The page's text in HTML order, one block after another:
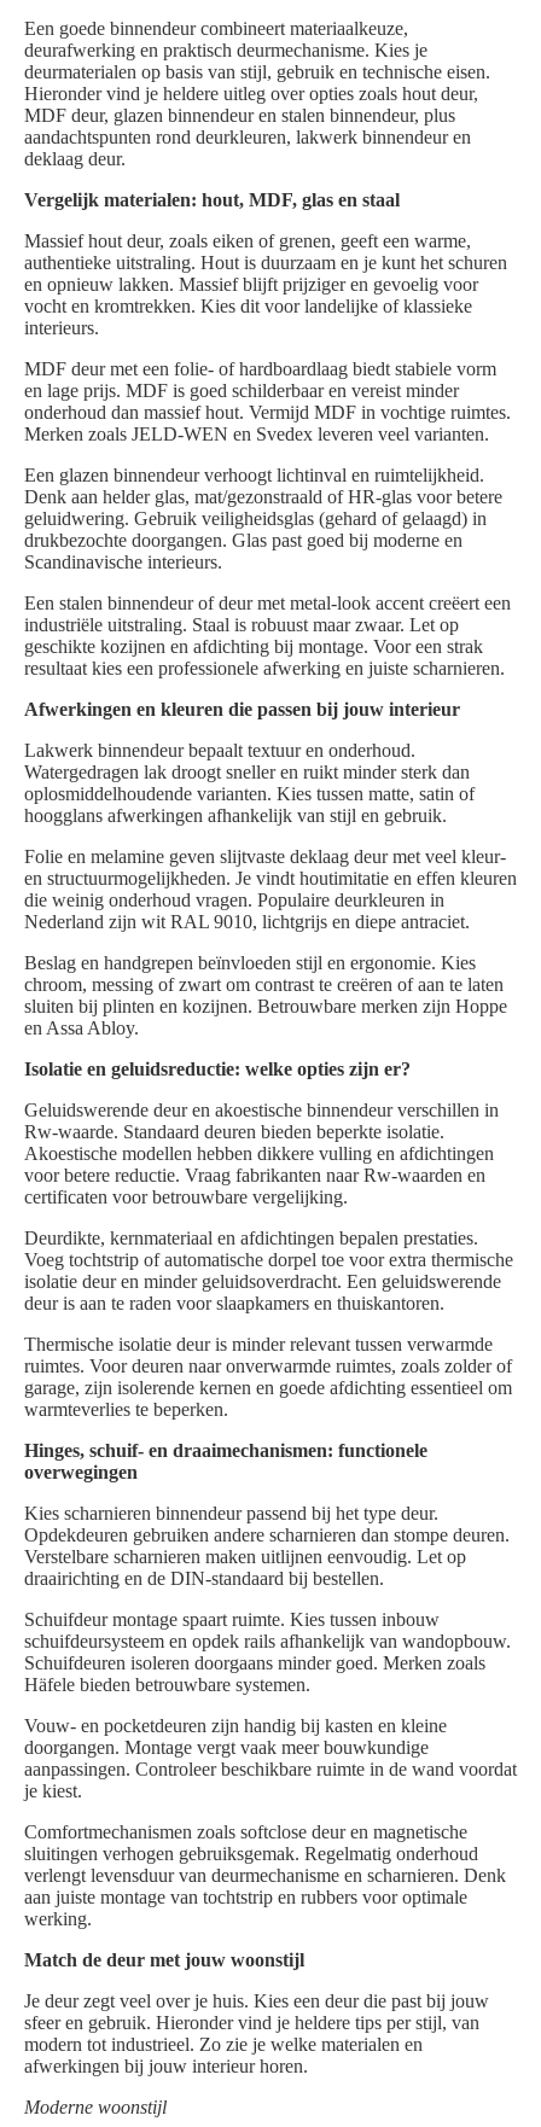
Een goede binnendeur combineert materiaalkeuze,
deurafwerking en praktisch deurmechanisme. Kies je
deurmaterialen op basis van stijl, gebruik en technische eisen.
Hieronder vind je heldere uitleg over opties zoals hout deur,
MDF deur, glazen binnendeur en stalen binnendeur, plus
aandachtspunten rond deurkleuren, lakwerk binnendeur en
deklaag deur.
Vergelijk materialen: hout, MDF, glas en staal
Massief hout deur, zoals eiken of grenen, geeft een warme,
authentieke uitstraling. Hout is duurzaam en je kunt het schuren
en opnieuw lakken. Massief blijft prijziger en gevoelig voor
vocht en kromtrekken. Kies dit voor landelijke of klassieke
interieurs.
MDF deur met een folie- of hardboardlaag biedt stabiele vorm
en lage prijs. MDF is goed schilderbaar en vereist minder
onderhoud dan massief hout. Vermijd MDF in vochtige ruimtes.
Merken zoals JELD-WEN en Svedex leveren veel varianten.
Een glazen binnendeur verhoogt lichtinval en ruimtelijkheid.
Denk aan helder glas, mat/gezonstraald of HR-glas voor betere
geluidwering. Gebruik veiligheidsglas (gehard of gelaagd) in
drukbezochte doorgangen. Glas past goed bij moderne en
Scandinavische interieurs.
Een stalen binnendeur of deur met metal-look accent creëert een
industriële uitstraling. Staal is robuust maar zwaar. Let op
geschikte kozijnen en afdichting bij montage. Voor een strak
resultaat kies een professionele afwerking en juiste scharnieren.
Afwerkingen en kleuren die passen bij jouw interieur
Lakwerk binnendeur bepaalt textuur en onderhoud.
Watergedragen lak droogt sneller en ruikt minder sterk dan
oplosmiddelhoudende varianten. Kies tussen matte, satin of
hoogglans afwerkingen afhankelijk van stijl en gebruik.
Folie en melamine geven slijtvaste deklaag deur met veel kleur-
en structuurmogelijkheden. Je vindt houtimitatie en effen kleuren
die weinig onderhoud vragen. Populaire deurkleuren in
Nederland zijn wit RAL 9010, lichtgrijs en diepe antraciet.
Beslag en handgrepen beïnvloeden stijl en ergonomie. Kies
chroom, messing of zwart om contrast te creëren of aan te laten
sluiten bij plinten en kozijnen. Betrouwbare merken zijn Hoppe
en Assa Abloy.
Isolatie en geluidsreductie: welke opties zijn er?
Geluidswerende deur en akoestische binnendeur verschillen in
Rw-waarde. Standaard deuren bieden beperkte isolatie.
Akoestische modellen hebben dikkere vulling en afdichtingen
voor betere reductie. Vraag fabrikanten naar Rw-waarden en
certificaten voor betrouwbare vergelijking.
Deurdikte, kernmateriaal en afdichtingen bepalen prestaties.
Voeg tochtstrip of automatische dorpel toe voor extra thermische
isolatie deur en minder geluidsoverdracht. Een geluidswerende
deur is aan te raden voor slaapkamers en thuiskantoren.
Thermische isolatie deur is minder relevant tussen verwarmde
ruimtes. Voor deuren naar onverwarmde ruimtes, zoals zolder of
garage, zijn isolerende kernen en goede afdichting essentieel om
warmteverlies te beperken.
Hinges, schuif- en draaimechanismen: functionele
overwegingen
Kies scharnieren binnendeur passend bij het type deur.
Opdekdeuren gebruiken andere scharnieren dan stompe deuren.
Verstelbare scharnieren maken uitlijnen eenvoudig. Let op
draairichting en de DIN-standaard bij bestellen.
Schuifdeur montage spaart ruimte. Kies tussen inbouw
schuifdeursysteem en opdek rails afhankelijk van wandopbouw.
Schuifdeuren isoleren doorgaans minder goed. Merken zoals
Häfele bieden betrouwbare systemen.
Vouw- en pocketdeuren zijn handig bij kasten en kleine
doorgangen. Montage vergt vaak meer bouwkundige
aanpassingen. Controleer beschikbare ruimte in de wand voordat
je kiest.
Comfortmechanismen zoals softclose deur en magnetische
sluitingen verhogen gebruiksgemak. Regelmatig onderhoud
verlengt levensduur van deurmechanisme en scharnieren. Denk
aan juiste montage van tochtstrip en rubbers voor optimale
werking.
Match de deur met jouw woonstijl
Je deur zegt veel over je huis. Kies een deur die past bij jouw
sfeer en gebruik. Hieronder vind je heldere tips per stijl, van
modern tot industrieel. Zo zie je welke materialen en
afwerkingen bij jouw interieur horen.
Moderne woonstijl